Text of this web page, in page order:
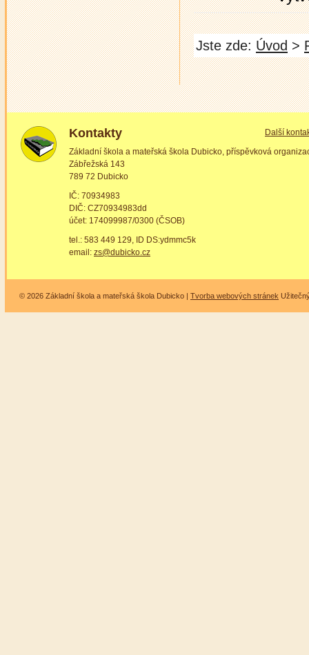
Jste zde: Úvod >
Kontakty Další
Základní škola a mateřská škola Dubicko, příspěvková
Zábřežská 143
789 72 Dubicko
IČ: 70934983
DIČ: CZ70934983dd
účet: 174099987/0300 (ČSOB)
tel.: 583 449 129, ID DS:ydmmc5k
email: zs@dubicko.cz
© 2026 Základní škola a mateřská škola Dubicko | Tvorba webových stránek